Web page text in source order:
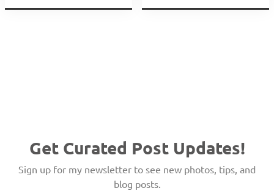
Get Curated Post Updates!
Sign up for my newsletter to see new photos, tips, and
blog posts.